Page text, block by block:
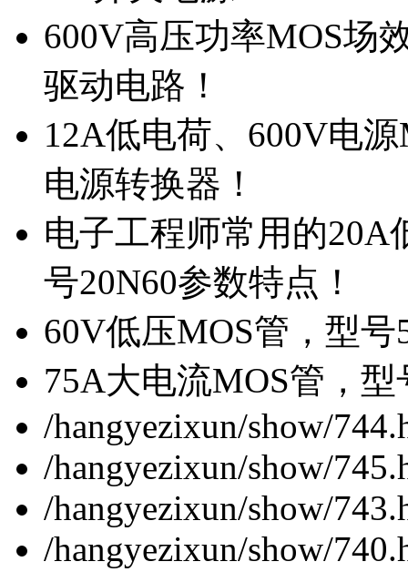
600V高压功率MOS场
驱动电路！
12A低电荷、600V电
电源转换器！
电子工程师常用的20A
号20N60参数特点！
60V低压MOS管，型
75A大电流MOS管，
/hangyezixun/show/
/hangyezixun/show/
/hangyezixun/show/
/hangyezixun/show/